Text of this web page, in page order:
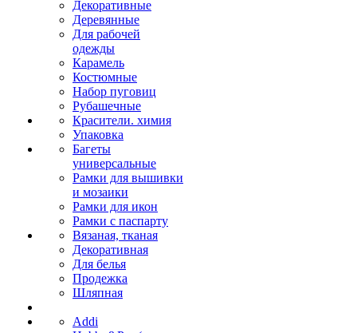
Декоративные
Деревянные
Для рабочей
одежды
Карамель
Костюмные
Набор пуговиц
Рубашечные
Красители. химия
Упаковка
Багеты
универсальные
Рамки для вышивки
и мозаики
Рамки для икон
Рамки с паспарту
Вязаная, тканая
Декоративная
Для белья
Продежка
Шляпная
Addi